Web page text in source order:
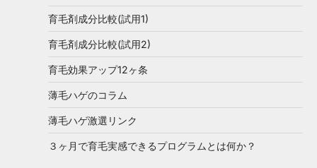
育毛剤成分比較(試用1)
育毛剤成分比較(試用2)
育毛効果アップ12ヶ条
薄毛ハゲのコラム
薄毛ハゲ激選リンク
３ヶ月で育毛実感できるプログラムとは何か？